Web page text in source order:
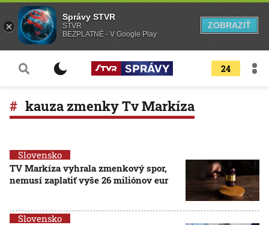
24
kauza zmenky Tv Markíza
Slovensko
TV Markíza vyhrala zmenkový spor,
nemusí zaplatiť vyše 26 miliónov eur
Slovensko
Správy STVR
STVR
BEZPLATNÉ - V Google Play
ZOBRAZIŤ